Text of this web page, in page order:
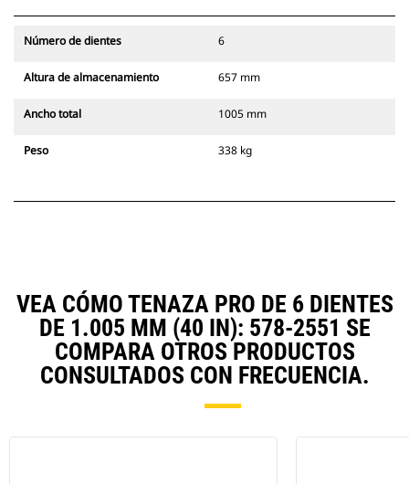
Número de dientes 6
Altura de almacenamiento 657 mm
Ancho total 1005 mm
Peso 338 kg
VEA CÓMO TENAZA PRO DE 6 DIENTES
DE 1.005 MM (40 IN): 578-2551 SE
COMPARA OTROS PRODUCTOS
CONSULTADOS CON FRECUENCIA.